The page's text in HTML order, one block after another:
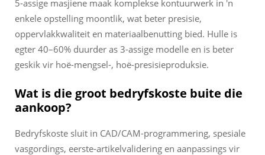
5-assige masjiene maak komplekse kontuurwerk in 'n
enkele opstelling moontlik, wat beter presisie,
oppervlakkwaliteit en materiaalbenutting bied. Hulle is
egter 40–60% duurder as 3-assige modelle en is beter
geskik vir hoë-mengsel-, hoë-presisieproduksie.
Wat is die groot bedryfskoste buite die
aankoop?
Bedryfskoste sluit in CAD/CAM-programmering, spesiale
vasgordings, eerste-artikelvalidering en aanpassings vir